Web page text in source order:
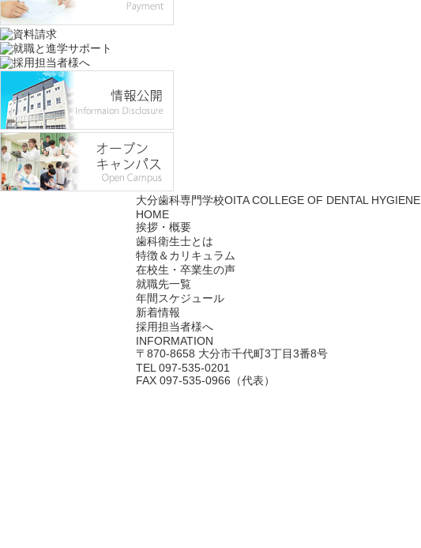
大分歯科専門学校OITA COLLEGE OF DENTAL HYGIENE
HOME
挨拶・概要
歯科衛生士とは
特徴＆カリキュラム
在校生・卒業生の声
就職先一覧
年間スケジュール
新着情報
採用担当者様へ
INFORMATION
〒870-8658 大分市千代町3丁目3番8号
TEL 097-535-0201
FAX 097-535-0966（代表）